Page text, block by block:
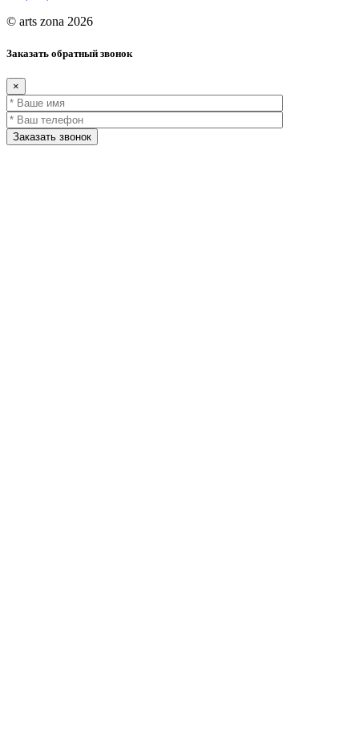
© arts zona 2026
Заказать обратный звонок
×